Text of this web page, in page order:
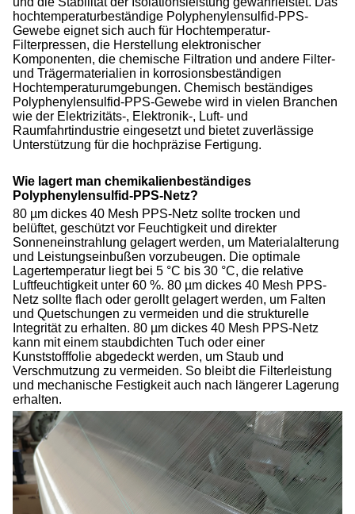
hochtemperaturbeständige Polyphenylensulfid-PPS-
Gewebe eignet sich auch für Hochtemperatur-
Filterpressen, die Herstellung elektronischer
Komponenten, die chemische Filtration und andere Filter-
und Trägermaterialien in korrosionsbeständigen
Hochtemperaturumgebungen. Chemisch beständiges
Polyphenylensulfid-PPS-Gewebe wird in vielen Branchen
wie der Elektrizitäts-, Elektronik-, Luft- und
Raumfahrtindustrie eingesetzt und bietet zuverlässige
Unterstützung für die hochpräzise Fertigung.
Wie lagert man chemikalienbeständiges
Polyphenylensulfid-PPS-Netz?
80 µm dickes 40 Mesh PPS-Netz sollte trocken und
belüftet, geschützt vor Feuchtigkeit und direkter
Sonneneinstrahlung gelagert werden, um Materialalterung
und Leistungseinbußen vorzubeugen. Die optimale
Lagertemperatur liegt bei 5 °C bis 30 °C, die relative
Luftfeuchtigkeit unter 60 %. 80 µm dickes 40 Mesh PPS-
Netz sollte flach oder gerollt gelagert werden, um Falten
und Quetschungen zu vermeiden und die strukturelle
Integrität zu erhalten. 80 µm dickes 40 Mesh PPS-Netz
kann mit einem staubdichten Tuch oder einer
Kunststofffolie abgedeckt werden, um Staub und
Verschmutzung zu vermeiden. So bleibt die Filterleistung
und mechanische Festigkeit auch nach längerer Lagerung
erhalten.